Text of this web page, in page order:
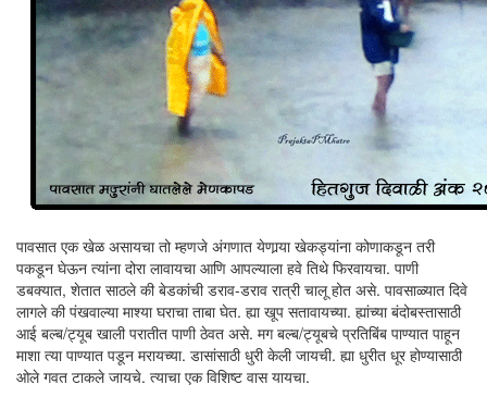
पावसात एक खेळ असायचा तो म्हणजे अंगणात येणार्‍या खेकड्यांना कोणाकडून तरी
पकडून घेऊन त्यांना दोरा लावायचा आणि आपल्याला हवे तिथे फिरवायचा. पाणी
डबक्यात, शेतात साठले की बेडकांची डराव-डराव रात्री चालू होत असे. पावसाळ्यात दिवे
लागले की पंखवाल्या माश्या घराचा ताबा घेत. ह्या खूप सतावायच्या. ह्यांच्या बंदोबस्तासाठी
आई बल्ब/ट्यूब खाली परातीत पाणी ठेवत असे. मग बल्ब/ट्यूबचे प्रतिबिंब पाण्यात पाहून
माशा त्या पाण्यात पडून मरायच्या. डासांसाठी धुरी केली जायची. ह्या धुरीत धूर होण्यासाठी
ओले गवत टाकले जायचे. त्याचा एक विशिष्ट वास यायचा.